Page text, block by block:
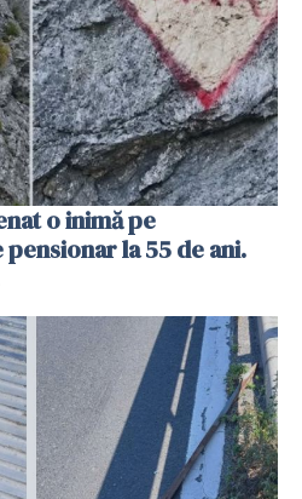
o inimă pe
la 55 de ani.